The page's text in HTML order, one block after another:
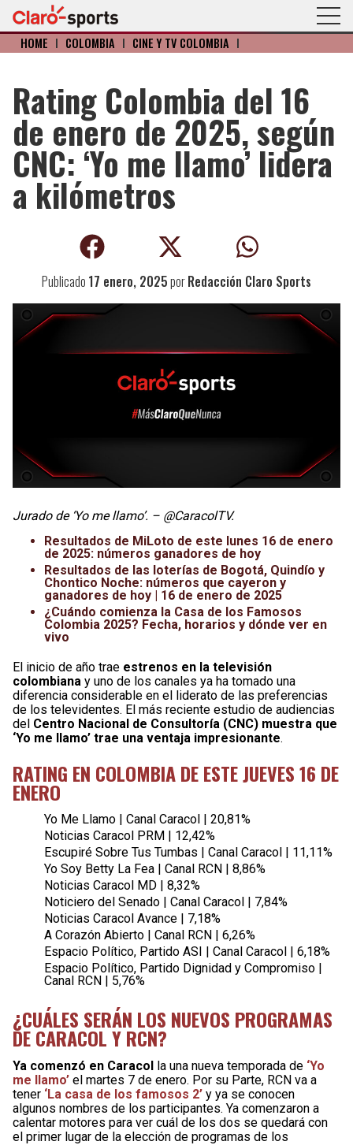
HOME I COLOMBIA I CINE Y TV COLOMBIA I
Rating Colombia del 16
de enero de 2025, según
CNC: ‘Yo me llamo’ lidera
a kilómetros
Publicado 17 enero, 2025porRedacción Claro Sports
Jurado de ‘Yo me llamo’. – @CaracolTV.
Resultados de MiLoto de este lunes 16 de enero
de 2025: números ganadores de hoy
Resultados de las loterías de Bogotá, Quindío y
Chontico Noche: números que cayeron y
ganadores de hoy | 16 de enero de 2025
¿Cuándo comienza la Casa de los Famosos
Colombia 2025? Fecha, horarios y dónde ver en
vivo
El inicio de año trae estrenos en la televisión
colombiana y uno de los canales ya ha tomado una
diferencia considerable en el liderato de las preferencias
de los televidentes. El más reciente estudio de audiencias
del Centro Nacional de Consultoría (CNC) muestra que
‘Yo me llamo’ trae una ventaja impresionante.
RATING EN COLOMBIA DE ESTE JUEVES 16 DE
ENERO
Yo Me Llamo | Canal Caracol | 20,81%
Noticias Caracol PRM | 12,42%
Escupiré Sobre Tus Tumbas | Canal Caracol | 11,11%
Yo Soy Betty La Fea | Canal RCN | 8,86%
Noticias Caracol MD | 8,32%
Noticiero del Senado | Canal Caracol | 7,84%
Noticias Caracol Avance | 7,18%
A Corazón Abierto | Canal RCN | 6,26%
Espacio Político, Partido ASI | Canal Caracol | 6,18%
Espacio Político, Partido Dignidad y Compromiso |
Canal RCN | 5,76%
¿CUÁLES SERÁN LOS NUEVOS PROGRAMAS
DE CARACOL Y RCN?
Ya comenzó en Caracol la una nueva temporada de ‘Yo
me llamo’ el martes 7 de enero. Por su Parte, RCN va a
tener ‘La casa de los famosos 2’ y ya se conocen
algunos nombres de los participantes. Ya comenzaron a
calentar motores para ver cuál de los dos se quedará con
el primer lugar de la elección de programas de los